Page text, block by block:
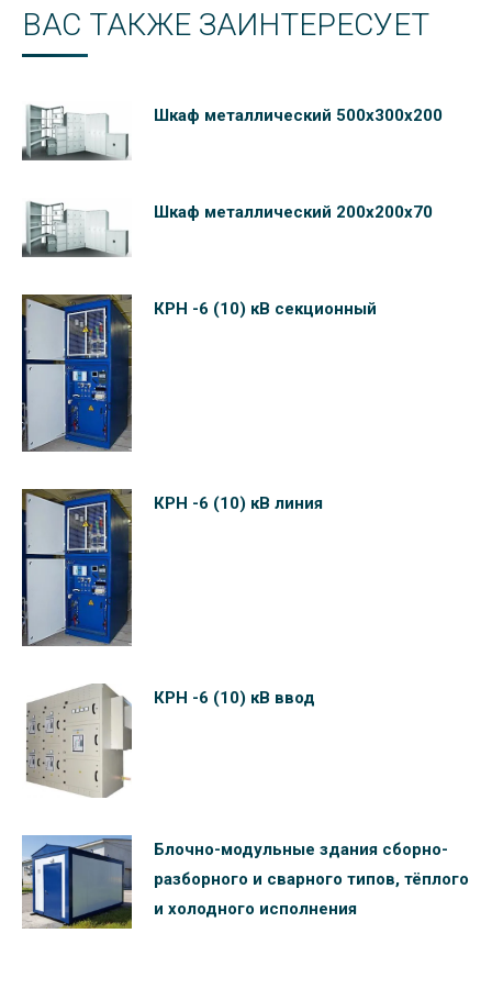
ВАС ТАКЖЕ ЗАИНТЕРЕСУЕТ
Шкаф металлический 500х300х200
Шкаф металлический 200х200х70
КРН -6 (10) кВ секционный
КРН -6 (10) кВ линия
КРН -6 (10) кВ ввод
Блочно-модульные здания сборно-
разборного и сварного типов, тёплого
и холодного исполнения